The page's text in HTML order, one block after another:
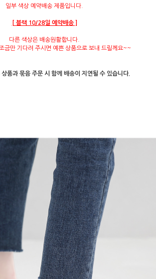
일부 색상 예약배송 제품입니다.
[ 블랙 10/28일 예약배송 ]
다른 색상은 배송원활합니다.
금만 기다려 주시면 예쁜 상품으로 보내 드릴께요~~
품과 묶음 주문 시 함께 배송이 지연될 수 있습니다.